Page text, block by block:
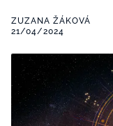
Všechny kategorie
Seberozvoj
Všechny kategorie
Životní styl
ZÁBAVA
Všechny kategorie
BYDLENÍ
ZUZANA ŽÁKOVÁ
21/04/2024